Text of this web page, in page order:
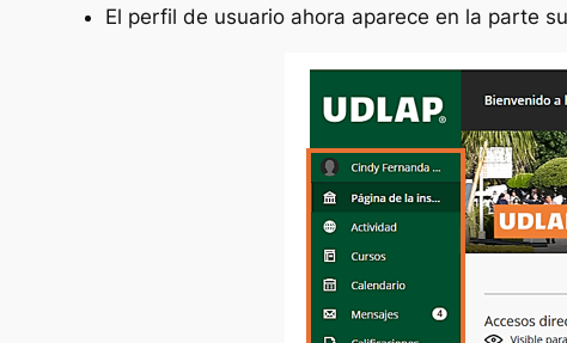
El perfil de usuario ahora aparece en la parte